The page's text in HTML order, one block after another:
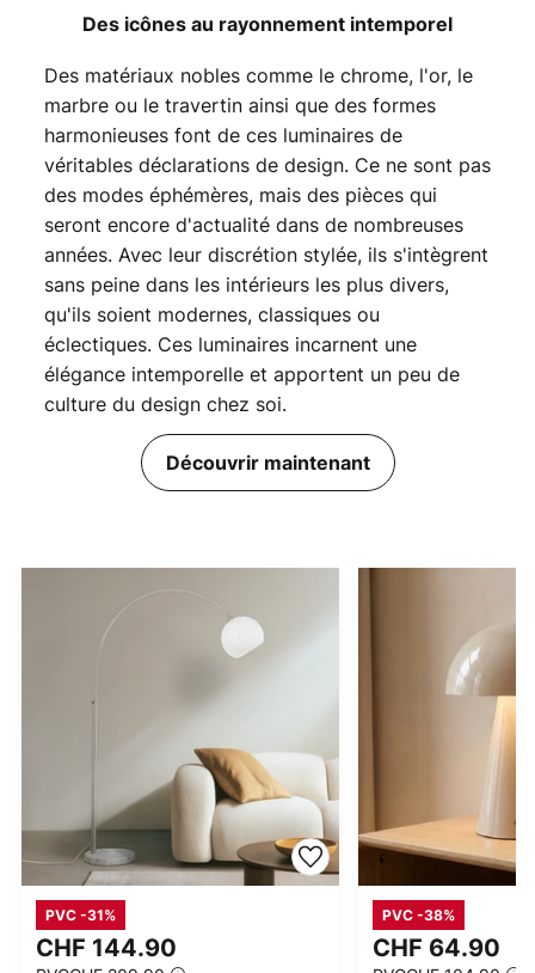
Des icônes au rayonnement intemporel
Des matériaux nobles comme le chrome, l'or, le
marbre ou le travertin ainsi que des formes
harmonieuses font de ces luminaires de
véritables déclarations de design. Ce ne sont pas
des modes éphémères, mais des pièces qui
seront encore d'actualité dans de nombreuses
années. Avec leur discrétion stylée, ils s'intègrent
sans peine dans les intérieurs les plus divers,
qu'ils soient modernes, classiques ou
éclectiques. Ces luminaires incarnent une
élégance intemporelle et apportent un peu de
culture du design chez soi.
Découvrir maintenant
CHF 144.90
PVC -31%
CHF 64.90
PVC -38%